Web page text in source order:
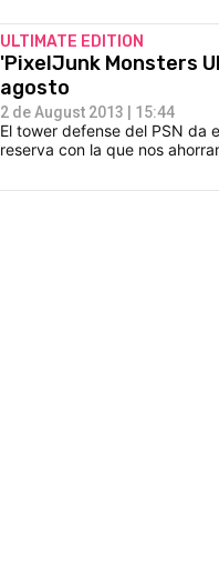
ULTIMATE EDITION
'PixelJunk Monsters
agosto
2 de August 2013 | 15:44
El tower defense del PSN da
reserva con la que nos